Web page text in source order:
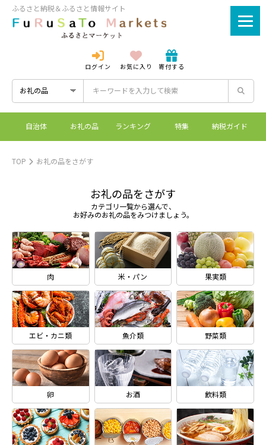
ふるさと納税＆ふるさと情報サイト
ログイン お気に入り 寄付する
自治体 お礼の品 ランキング 特集 納税ガイド
TOP
お礼の品をさがす
お礼の品をさがす
カテゴリ一覧から選んで、
お好みのお礼の品をみつけましょう。
肉 米・パン 果実類
エビ・カニ類 魚介類 野菜類
卵 お酒 飲料類